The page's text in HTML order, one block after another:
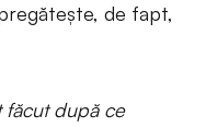
de fapt,
făcut după ce